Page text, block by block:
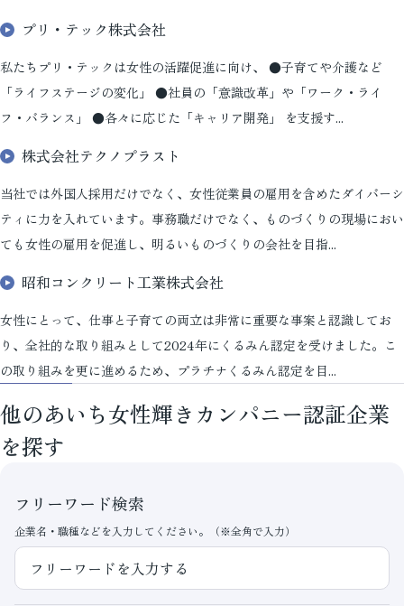
プリ・テック株式会社
私たちプリ・テックは女性の活躍促進に向け、 ●子育てや介護など
「ライフステージの変化」 ●社員の「意識改革」や「ワーク・ライ
フ・バランス」 ●各々に応じた「キャリア開発」 を支援す...
株式会社テクノプラスト
当社では外国人採用だけでなく、女性従業員の雇用を含めたダイバーシ
ティに力を入れています。事務職だけでなく、ものづくりの現場におい
ても女性の雇用を促進し、明るいものづくりの会社を目指...
昭和コンクリート工業株式会社
女性にとって、仕事と子育ての両立は非常に重要な事案と認識してお
り、全社的な取り組みとして2024年にくるみん認定を受けました。こ
の取り組みを更に進めるため、プラチナくるみん認定を目...
他のあいち女性輝きカンパニー認証企業
を探す
フリーワード検索
企業名・職種などを入力してください。（※全角で入力）